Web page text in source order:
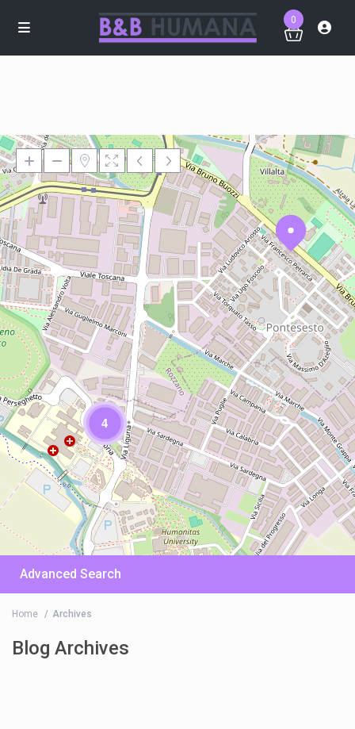
0
4
Loading Maps
Advanced Search
Home Archives
Blog Archives